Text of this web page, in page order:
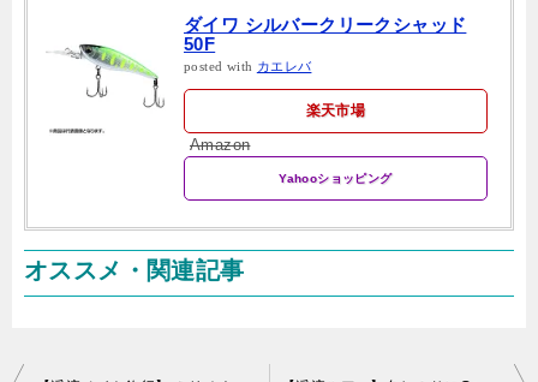
ダイワ シルバークリークシャッド
50F
posted with カエレバ
楽天市場
Amazon
Yahooショッピング
オススメ・関連記事